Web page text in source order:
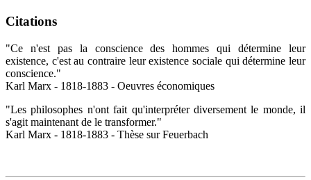
Citations
"Ce n'est pas la conscience des hommes qui détermine leur
existence, c'est au contraire leur existence sociale qui détermine leur
conscience."
Karl Marx - 1818-1883 - Oeuvres économiques
"Les philosophes n'ont fait qu'interpréter diversement le monde, il
s'agit maintenant de le transformer."
Karl Marx - 1818-1883 - Thèse sur Feuerbach